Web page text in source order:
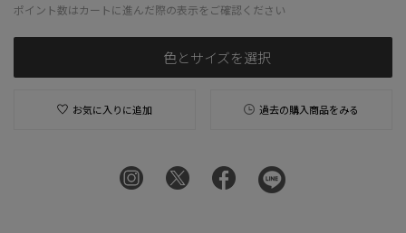
ポイント数はカートに進んだ際の表示をご確認ください
色とサイズを選択
お気に入りに追加 過去の購入商品をみる